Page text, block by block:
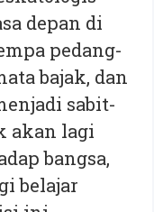
depan di
pedang-
bajak, dan
sabit-
akan lagi
bangsa,
belajar